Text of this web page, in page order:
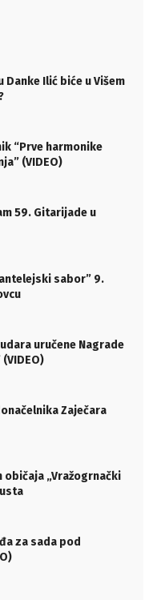
Danke Ilić biće u Višem
“Prve harmonike
(VIDEO)
59. Gitarijade u
sabor” 9.
uručene Nagrade
Zaječara
„Vražogrnački
za sada pod